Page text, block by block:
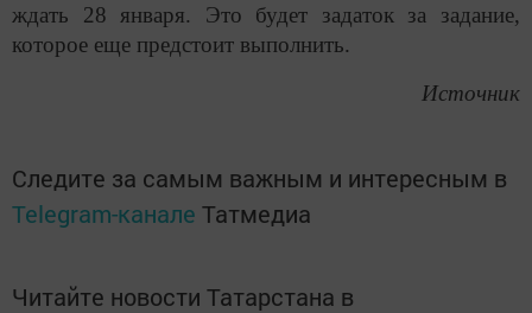
ждать 28 января. Это будет задаток за задание,
которое еще предстоит выполнить.
Источник
Следите за самым важным и интересным в
Telegram-канале Татмедиа
Читайте новости Татарстана в